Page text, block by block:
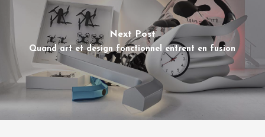
Next Post
Quand art et design fonctionnel entrent en fusion